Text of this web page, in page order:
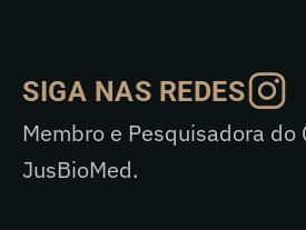
SIGA NAS REDES
Membro e Pesquisadora do
JusBioMed.